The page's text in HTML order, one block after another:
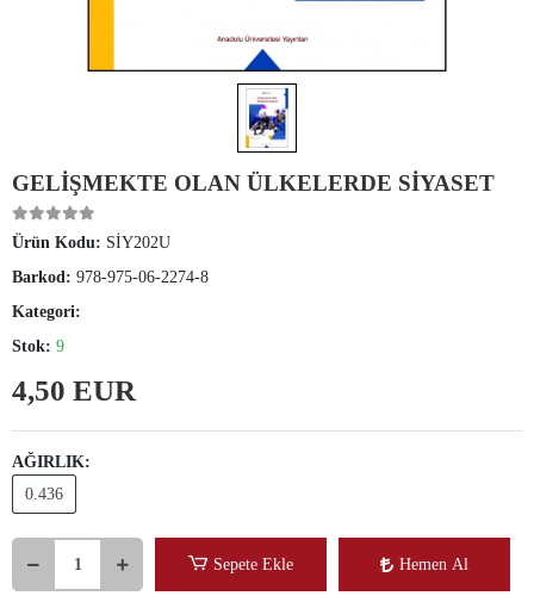
GELİŞMEKTE OLAN ÜLKELERDE SİYASET
Ürün Kodu: SİY202U
Barkod: 978-975-06-2274-8
Kategori:
Stok: 9
4,50 EUR
AĞIRLIK:
0.436
Sepete Ekle Hemen Al